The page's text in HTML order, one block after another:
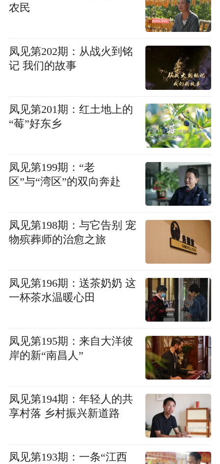
农民
凤见第202期：从战火到铭
记 我们的故事
凤见第201期：红土地上的
“莓”好东乡
凤见第199期：“老
区”与“湾区”的双向奔赴
凤见第198期：与它告别 宠
物殡葬师的治愈之旅
凤见第196期：送茶奶奶 这
一杯茶水温暖心田
凤见第195期：来自大洋彼
岸的新“南昌人”
凤见第194期：年轻人的共
享村落 乡村振兴新道路
凤见第193期：一条“江西